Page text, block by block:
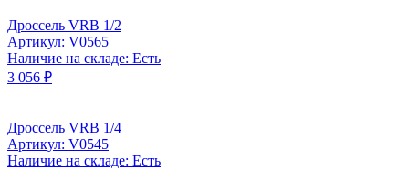
Дроссель VRB 1/2
Артикул: V0565
Наличие на складе: Есть
3 056 ₽
Дроссель VRB 1/4
Артикул: V0545
Наличие на складе: Есть